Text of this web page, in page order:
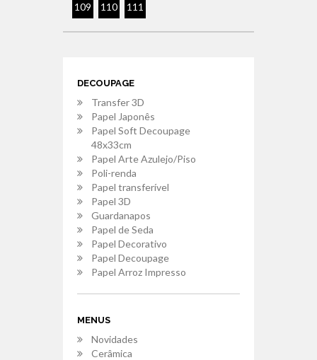
109
110 111
DECOUPAGE
Transfer 3D
Papel Japonês
Papel Soft Decoupage
48x33cm
Papel Arte Azulejo/Piso
Poli-renda
Papel transferível
Papel 3D
Guardanapos
Papel de Seda
Papel Decorativo
Papel Decoupage
Papel Arroz Impresso
MENUS
Novidades
Cerâmica